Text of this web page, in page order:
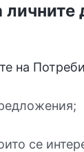
личните
на
се